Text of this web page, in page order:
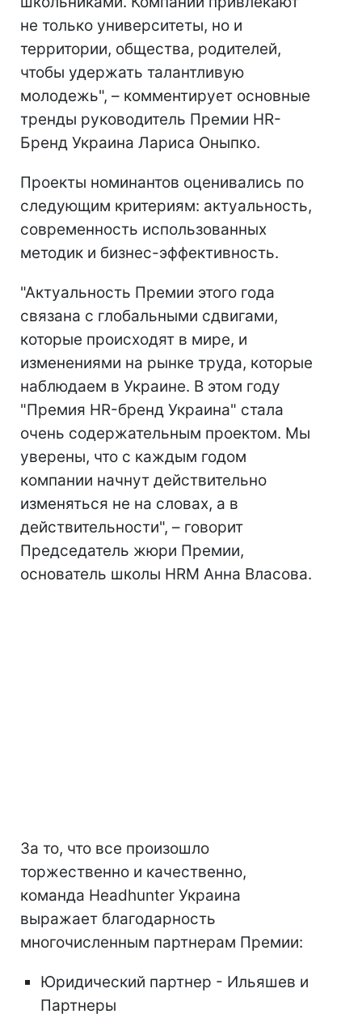
не только университеты, но и
территории, общества, родителей,
чтобы удержать талантливую
молодежь", – комментирует основные
тренды руководитель Премии HR-
Бренд Украина Лариса Оныпко.
Проекты номинантов оценивались по
следующим критериям: актуальность,
современность использованных
методик и бизнес-эффективность.
"Актуальность Премии этого года
связана с глобальными сдвигами,
которые происходят в мире, и
изменениями на рынке труда, которые
наблюдаем в Украине. В этом году
"Премия HR-бренд Украина" стала
очень содержательным проектом. Мы
уверены, что с каждым годом
компании начнут действительно
изменяться не на словах, а в
действительности", – говорит
Председатель жюри Премии,
основатель школы HRM Анна Власова.
За то, что все произошло
торжественно и качественно,
команда Headhunter Украина
выражает благодарность
многочисленным партнерам Премии:
Юридический партнер - Ильяшев и
Партнеры